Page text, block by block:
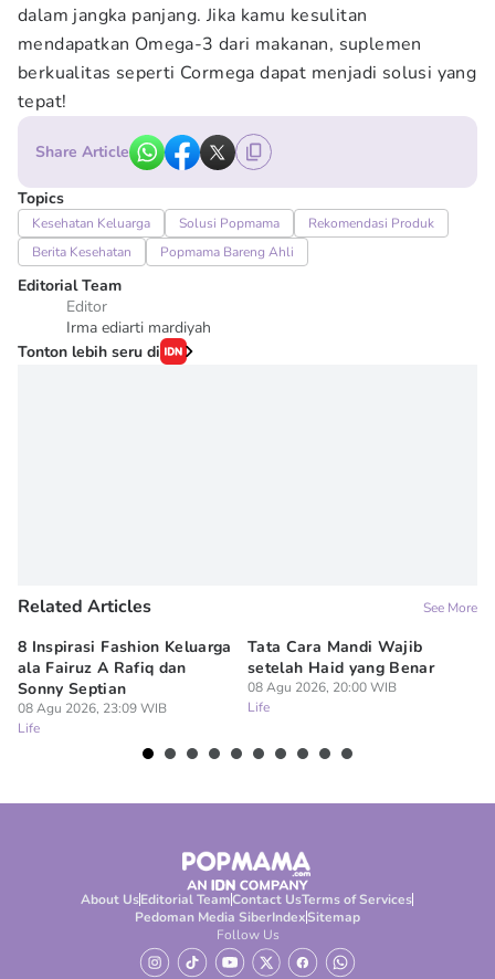
dalam jangka panjang. Jika kamu kesulitan
mendapatkan Omega-3 dari makanan, suplemen
berkualitas seperti Cormega dapat menjadi solusi yang
tepat!
Share Article
Topics
Kesehatan Keluarga Solusi Popmama
Rekomendasi Produk
Berita Kesehatan
Popmama Bareng Ahli
Editorial Team
Editor
Irma ediarti mardiyah
Tonton lebih seru di
Related Articles See More
8 Inspirasi Fashion Keluarga
ala Fairuz A Rafiq dan
Sonny Septian
08 Agu 2026, 23:09 WIB
Life
Tata Cara Mandi Wajib
setelah Haid yang Benar
08 Agu 2026, 20:00 WIB
Life
About UsEditorial TeamContact UsTerms of Services
Pedoman Media SiberIndexSitemap
Follow Us